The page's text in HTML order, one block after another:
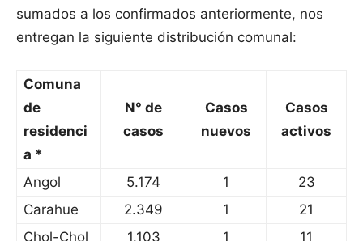
sumados a los confirmados anteriormente, nos
entregan la siguiente distribución comunal:
Comuna
de
residenci
a *
N° de
casos
Casos
nuevos
Casos
activos
Angol 5.174 1
23
Carahue
2.349 1
21
Chol-Chol
1.103 1
11